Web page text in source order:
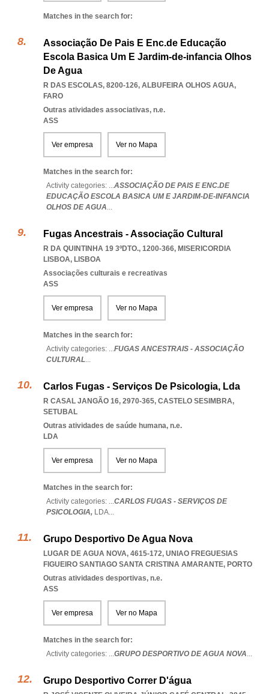
Matches in the search for:
Associação De Pais E Enc.de Educação
Escola Basica Um E Jardim-de-infancia Olhos
De Agua
R DAS ESCOLAS, 8200-126, ALBUFEIRA OLHOS AGUA,
FARO
Outras atividades associativas, n.e.
ASS
Ver empresa Ver no Mapa
Matches in the search for:
Activity categories: ...ASSOCIAÇÃO DE PAIS E ENC.DE
EDUCAÇÃO ESCOLA BASICA UM E JARDIM-DE-INFANCIA
OLHOS DE AGUA...
Fugas Ancestrais - Associação Cultural
R DA QUINTINHA 19 3ºDTO., 1200-366, MISERICORDIA
LISBOA, LISBOA
Associações culturais e recreativas
ASS
Ver empresa Ver no Mapa
Matches in the search for:
Activity categories: ...FUGAS ANCESTRAIS - ASSOCIAÇÃO
CULTURAL...
Carlos Fugas - Serviços De Psicologia, Lda
R CASAL JANGÃO 16, 2970-365, CASTELO SESIMBRA,
SETUBAL
Outras atividades de saúde humana, n.e.
LDA
Ver empresa Ver no Mapa
Matches in the search for:
Activity categories: ...CARLOS FUGAS - SERVIÇOS DE
PSICOLOGIA, LDA...
Grupo Desportivo De Agua Nova
LUGAR DE AGUA NOVA, 4615-172, UNIAO FREGUESIAS
FIGUEIRO SANTIAGO SANTA CRISTINA AMARANTE, PORTO
Outras atividades desportivas, n.e.
ASS
Ver empresa Ver no Mapa
Matches in the search for:
Activity categories: ...GRUPO DESPORTIVO DE AGUA NOVA...
Grupo Desportivo Correr D'água